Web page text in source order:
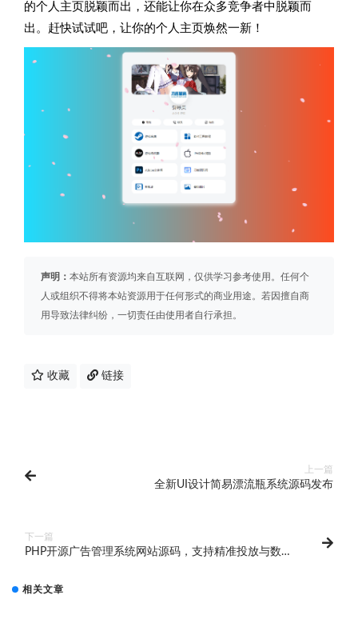
的个人主页脱颖而出，还能让你在众多竞争者中脱颖而
出。赶快试试吧，让你的个人主页焕然一新！
声明： 本站所有资源均来自互联网，仅供学习参考使用。任何个
人或组织不得将本站资源用于任何形式的商业用途。若因擅自商
用导致法律纠纷，一切责任由使用者自行承担。
收藏 链接
上一篇
全新UI设计简易漂流瓶系统源码发布
下一篇
PHP开源广告管理系统网站源码，支持精准投放与数据
相关文章